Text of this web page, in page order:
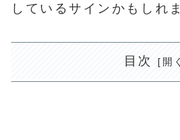
しているサインかもしれ
目次